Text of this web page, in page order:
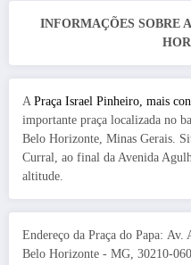
INFORMAÇÕES SOBRE
A Praça Israel Pinheiro, mais
importante praça localizada no
Belo Horizonte, Minas Gerais.
Curral, ao final da Avenida
altitude.
Endereço da Praça do Papa: Av.
Belo Horizonte - MG, 30210-060